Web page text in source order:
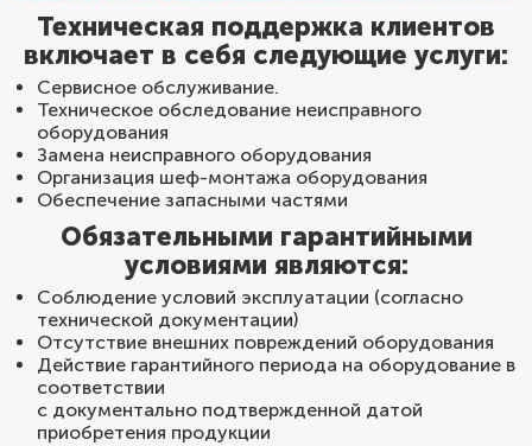
Техническая поддержка клиентов
включает в себя следующие услуги:
Сервисное обслуживание.
Техническое обследование неисправного
оборудования
Замена неисправного оборудования
Организация шеф-монтажа оборудования
Обеспечение запасными частями
Обязательными гарантийными
условиями являются:
Соблюдение условий эксплуатации (согласно
технической документации)
Отсутствие внешних повреждений оборудования
Действие гарантийного периода на оборудование в
соответствии
с документально подтвержденной датой
приобретения продукции